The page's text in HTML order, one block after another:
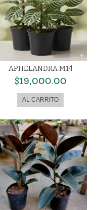
APHELANDRA M14
$19,000.00